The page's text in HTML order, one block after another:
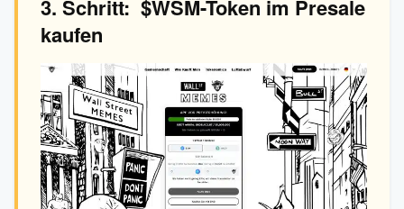
3. Schritt: $WSM-Token im Presale
kaufen